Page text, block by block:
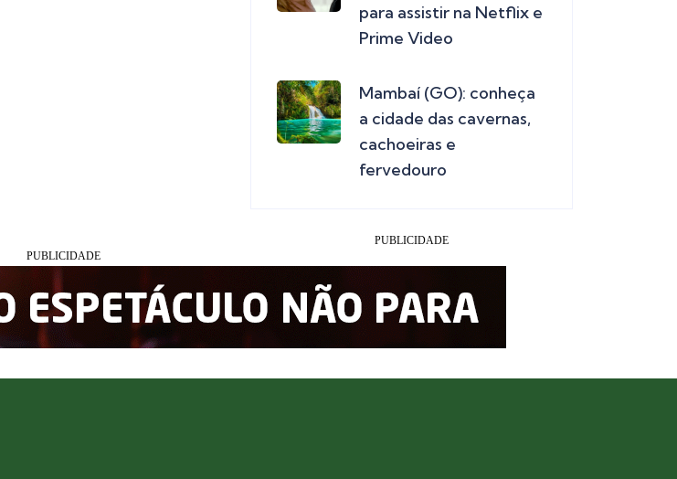
para assistir na Netflix e
Prime Video
Mambaí (GO): conheça
a cidade das cavernas,
cachoeiras e
fervedouro